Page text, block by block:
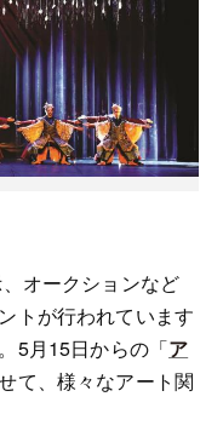
オークションなど
トが行われています
5月15日からの「ア
て、様々なアート関